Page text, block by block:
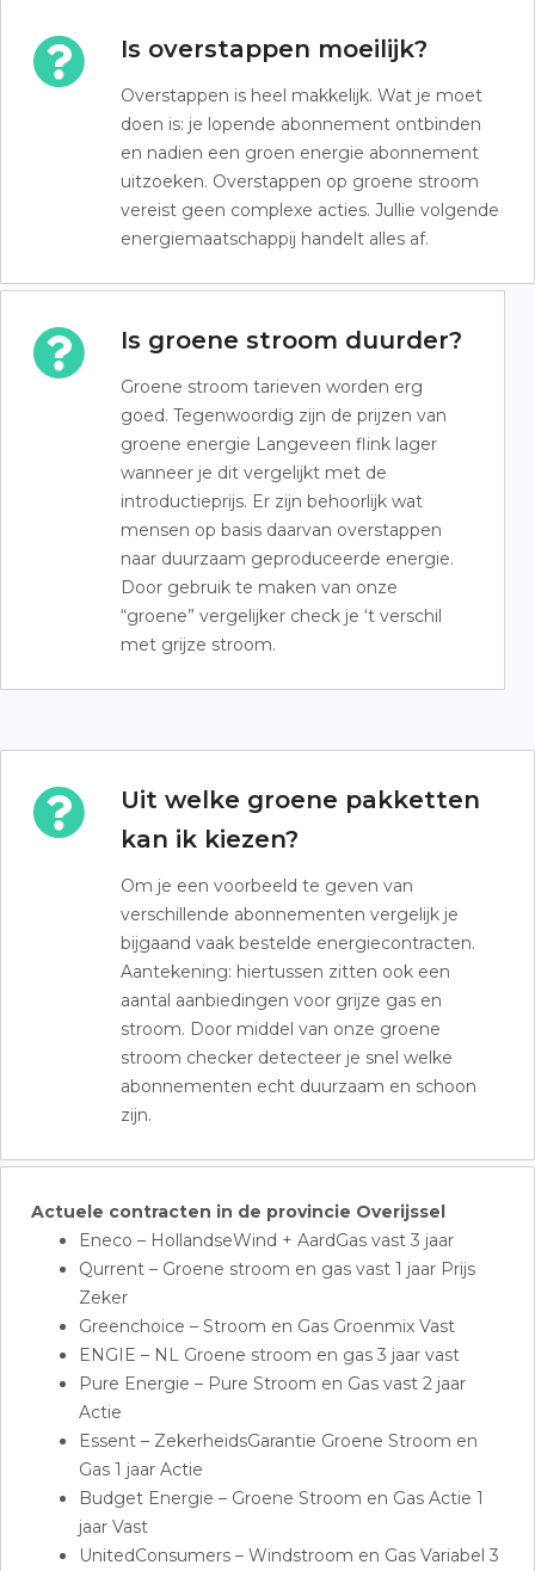
Is overstappen moeilijk?
Overstappen is heel makkelijk. Wat je moet
doen is: je lopende abonnement ontbinden
en nadien een groen energie abonnement
uitzoeken. Overstappen op groene stroom
vereist geen complexe acties. Jullie volgende
energiemaatschappij handelt alles af.
Is groene stroom duurder?
Groene stroom tarieven worden erg
goed. Tegenwoordig zijn de prijzen van
groene energie Langeveen flink lager
wanneer je dit vergelijkt met de
introductieprijs. Er zijn behoorlijk wat
mensen op basis daarvan overstappen
naar duurzaam geproduceerde energie.
Door gebruik te maken van onze
“groene” vergelijker check je ‘t verschil
met grijze stroom.
Uit welke groene pakketten
kan ik kiezen?
Om je een voorbeeld te geven van
verschillende abonnementen vergelijk je
bijgaand vaak bestelde energiecontracten.
Aantekening: hiertussen zitten ook een
aantal aanbiedingen voor grijze gas en
stroom. Door middel van onze groene
stroom checker detecteer je snel welke
abonnementen echt duurzaam en schoon
zijn.
Actuele contracten in de provincie Overijssel
Eneco – HollandseWind + AardGas vast 3 jaar
Qurrent – Groene stroom en gas vast 1 jaar Prijs
Zeker
Greenchoice – Stroom en Gas Groenmix Vast
ENGIE – NL Groene stroom en gas 3 jaar vast
Pure Energie – Pure Stroom en Gas vast 2 jaar
Actie
Essent – ZekerheidsGarantie Groene Stroom en
Gas 1 jaar Actie
Budget Energie – Groene Stroom en Gas Actie 1
jaar Vast
UnitedConsumers – Windstroom en Gas Variabel 3